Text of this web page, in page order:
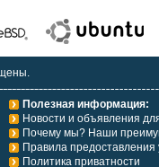
Полезная информация:
Новости и объявления
Почему мы? Наши
Правила предоставления
Политика приватности